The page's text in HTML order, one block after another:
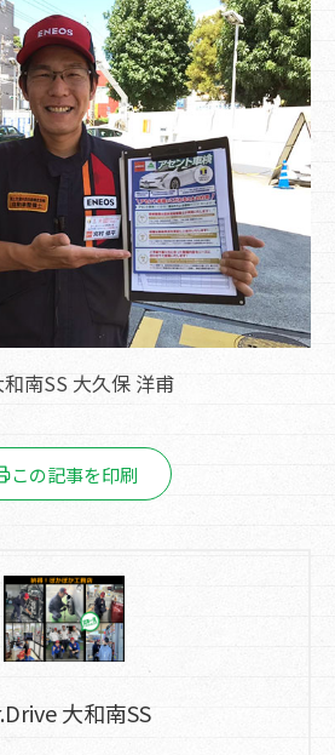
南SS 大久保 洋甫
この記事を印刷
大和南SS